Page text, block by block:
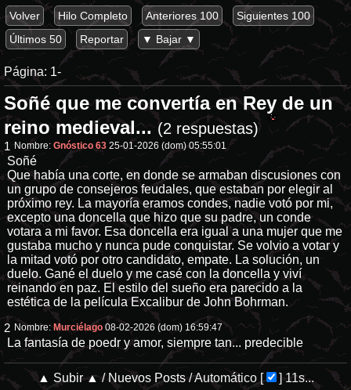
Volver Hilo Completo Anteriores 100
Siguientes 100
Últimos 50
Reportar ▼ Bajar ▼
Página: 1-
Soñé que me convertía en Rey de un
reino medieval... (2 respuestas)
1 Nombre:Gnóstico 63 25-01-2026 (dom) 05:55:01
Soñé
Que había una corte, en donde se armaban discusiones con
un grupo de consejeros feudales, que estaban por elegir al
próximo rey. La mayoría eramos condes, nadie votó por mi,
excepto una doncella que hizo que su padre, un conde
votara a mi favor. Esa doncella era igual a una mujer que me
gustaba mucho y nunca pude conquistar. Se volvio a votar y
la mitad votó por otro candidato, empate. La solución, un
duelo. Gané el duelo y me casé con la doncella y viví
reinando en paz. El estilo del sueño era parecido a la
estética de la película Excalibur de John Bohrman.
2 Nombre: Murciélago 08-02-2026 (dom) 16:59:47
La fantasía de poedr y amor, siempre tan... predecible
▲ Subir ▲ /Nuevos Posts/Automático[ ]11s...